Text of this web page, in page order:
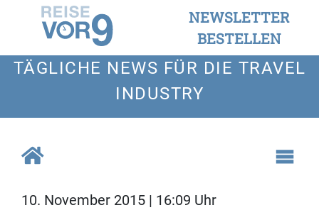
NEWSLETTER
BESTELLEN
TÄGLICHE NEWS FÜR DIE TRAVEL
INDUSTRY
10. November 2015 | 16:09 Uhr